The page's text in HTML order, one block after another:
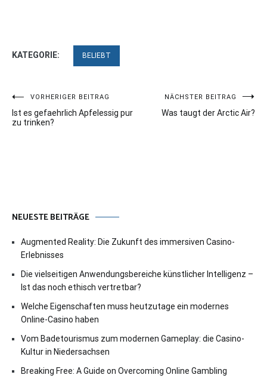
KATEGORIE: BELIEBT
Beitragsnavigation
VORHERIGER BEITRAG
Ist es gefaehrlich Apfelessig pur
zu trinken?
NÄCHSTER BEITRAG
Was taugt der Arctic Air?
NEUESTE BEITRÄGE
Augmented Reality: Die Zukunft des immersiven Casino-
Erlebnisses
Die vielseitigen Anwendungsbereiche künstlicher Intelligenz –
Ist das noch ethisch vertretbar?
Welche Eigenschaften muss heutzutage ein modernes
Online-Casino haben
Vom Badetourismus zum modernen Gameplay: die Casino-
Kultur in Niedersachsen
Breaking Free: A Guide on Overcoming Online Gambling